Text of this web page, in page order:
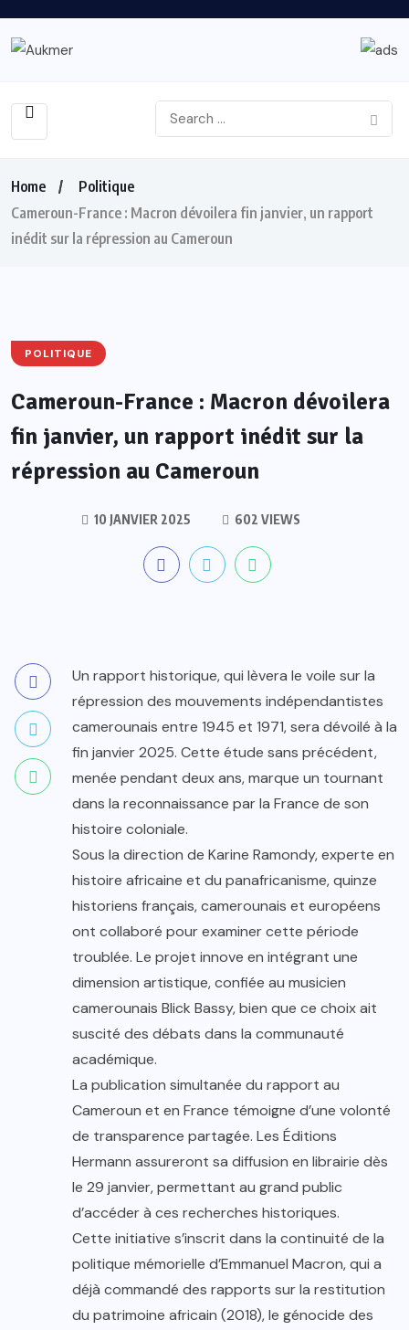
Home
Politique
Cameroun-France : Macron dévoilera fin janvier, un rapport
inédit sur la répression au Cameroun
POLITIQUE
Cameroun-France : Macron dévoilera
fin janvier, un rapport inédit sur la
répression au Cameroun
10 JANVIER 2025 602 VIEWS
Un rapport historique, qui lèvera le voile sur la
répression des mouvements indépendantistes
camerounais entre 1945 et 1971, sera dévoilé à la
fin janvier 2025. Cette étude sans précédent,
menée pendant deux ans, marque un tournant
dans la reconnaissance par la France de son
histoire coloniale.
Sous la direction de Karine Ramondy, experte en
histoire africaine et du panafricanisme, quinze
historiens français, camerounais et européens
ont collaboré pour examiner cette période
troublée. Le projet innove en intégrant une
dimension artistique, confiée au musicien
camerounais Blick Bassy, bien que ce choix ait
suscité des débats dans la communauté
académique.
La publication simultanée du rapport au
Cameroun et en France témoigne d’une volonté
de transparence partagée. Les Éditions
Hermann assureront sa diffusion en librairie dès
le 29 janvier, permettant au grand public
d’accéder à ces recherches historiques.
Cette initiative s’inscrit dans la continuité de la
politique mémorielle d’Emmanuel Macron, qui a
déjà commandé des rapports sur la restitution
du patrimoine africain (2018), le génocide des